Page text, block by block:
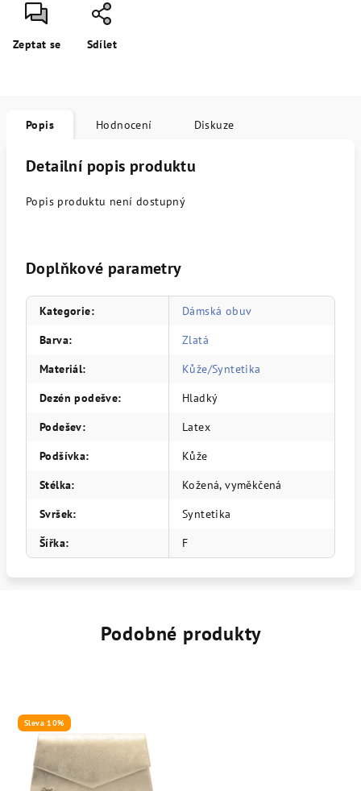
Zeptat se Sdílet
Popis Hodnocení Diskuze
Detailní popis produktu
Popis produktu není dostupný
Doplňkové parametry
Kategorie:
Dámská obuv
Barva:
Zlatá
Materiál:
Kůže/Syntetika
Dezén podešve:
Hladký
Podešev:
Latex
Podšívka:
Kůže
Stélka:
Kožená, vyměkčená
Svršek:
Syntetika
Šířka: F
Podobné produkty
Sleva 10%